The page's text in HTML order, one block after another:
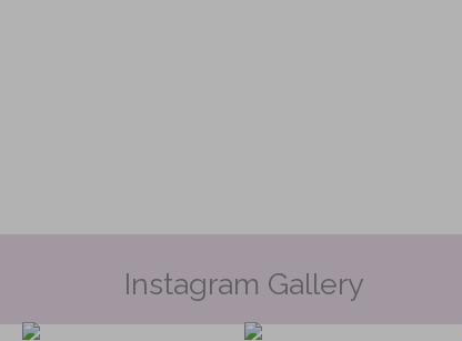
Instagram Gallery